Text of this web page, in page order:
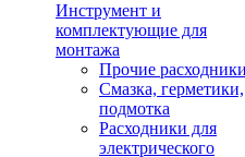
Инструмент и
комплектующие для
монтажа
Прочие расходники
Смазка, герметики,
подмотка
Расходники для
электрического